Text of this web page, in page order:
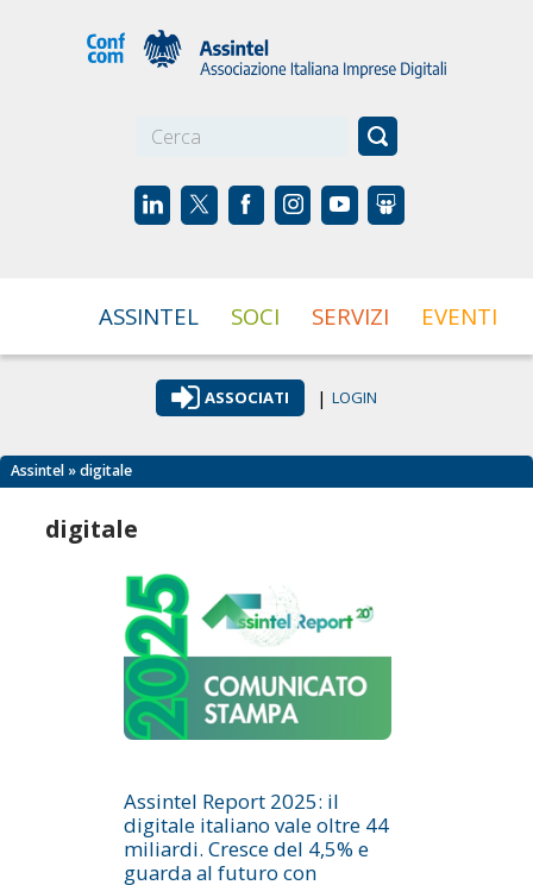
ASSINTEL SOCI SERVIZI EVENTI
ASSOCIATI | LOGIN
Assintel » digitale
digitale
Assintel Report 2025: il
digitale italiano vale oltre 44
miliardi. Cresce del 4,5% e
guarda al futuro con